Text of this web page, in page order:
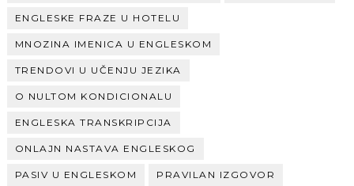
ENGLESKE FRAZE U HOTELU
MNOZINA IMENICA U ENGLESKOM
TRENDOVI U UČENJU JEZIKA
O NULTOM KONDICIONALU
ENGLESKA TRANSKRIPCIJA
ONLAJN NASTAVA ENGLESKOG
PASIV U ENGLESKOM PRAVILAN IZGOVOR